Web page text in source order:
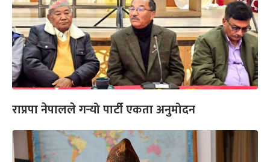
राप्रपा नेपालले गर्‍यो पार्टी एकता अनुमोदन